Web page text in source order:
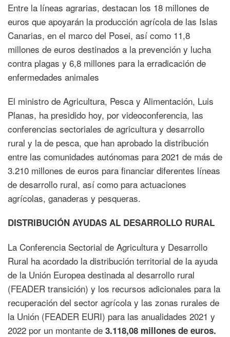
Entre la líneas agrarias, destacan los 18 millones de
euros que apoyarán la producción agrícola de las Islas
Canarias, en el marco del Posei, así como 11,8
millones de euros destinados a la prevención y lucha
contra plagas y 6,8 millones para la erradicación de
enfermedades animales
El ministro de Agricultura, Pesca y Alimentación, Luis
Planas, ha presidido hoy, por videoconferencia, las
conferencias sectoriales de agricultura y desarrollo
rural y la de pesca, que han aprobado la distribución
entre las comunidades autónomas para 2021 de más de
3.210 millones de euros para financiar diferentes líneas
de desarrollo rural, así como para actuaciones
agrícolas, ganaderas y pesqueras.
DISTRIBUCIÓN AYUDAS AL DESARROLLO RURAL
La Conferencia Sectorial de Agricultura y Desarrollo
Rural ha acordado la distribución territorial de la ayuda
de la Unión Europea destinada al desarrollo rural
(FEADER transición) y los recursos adicionales para la
recuperación del sector agrícola y las zonas rurales de
la Unión (FEADER EURI) para las anualidades 2021 y
2022 por un montante de 3.118,08 millones de euros.